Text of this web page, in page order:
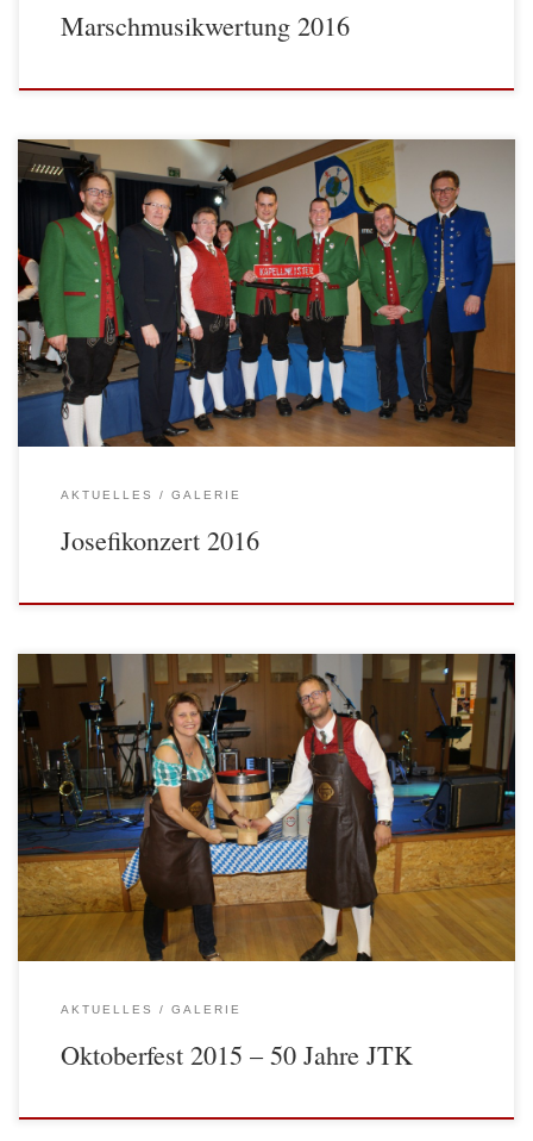
Marschmusikwertung 2016
Das traditionelle Josefikonzert der Jugend- und Trachtenkapelle
Yspertal war auch heuer wieder ein voller Erfolg. Zahlreiche Zuhörer
kamen wieder in die Aula und ließen sich von traditioneller und
moderner Musik begeistern. Das diesjährige Konzert war aber ein ganz
besonderes, denn […]
AKTUELLES GALERIE
Josefikonzert 2016
Am 17. Oktober 2015 fand anlässlich unseres 50-jährigen Jubiläums in
der Aula des ABZ Yspertal unser Oktoberfest statt. Zahlreiche Gäste
kamen, um mit uns gemeinsam zu feiern, darunter auch
Vizebürgermeisterin Veronika Schroll, die gemeinsam mit Obmann
Gerald Hackl den Bieranstich […]
AKTUELLES GALERIE
Oktoberfest 2015 – 50 Jahre JTK